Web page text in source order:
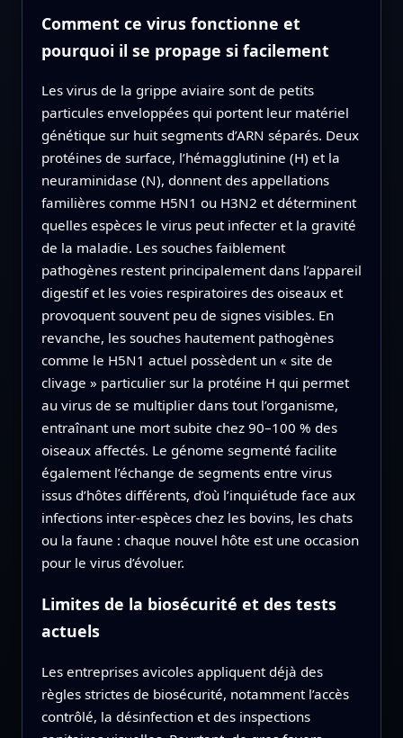
Comment ce virus fonctionne et
pourquoi il se propage si facilement
Les virus de la grippe aviaire sont de petits
particules enveloppées qui portent leur matériel
génétique sur huit segments d’ARN séparés. Deux
protéines de surface, l’hémagglutinine (H) et la
neuraminidase (N), donnent des appellations
familières comme H5N1 ou H3N2 et déterminent
quelles espèces le virus peut infecter et la gravité
de la maladie. Les souches faiblement
pathogènes restent principalement dans l’appareil
digestif et les voies respiratoires des oiseaux et
provoquent souvent peu de signes visibles. En
revanche, les souches hautement pathogènes
comme le H5N1 actuel possèdent un « site de
clivage » particulier sur la protéine H qui permet
au virus de se multiplier dans tout l’organisme,
entraînant une mort subite chez 90–100 % des
oiseaux affectés. Le génome segmenté facilite
également l’échange de segments entre virus
issus d’hôtes différents, d’où l’inquiétude face aux
infections inter-espèces chez les bovins, les chats
ou la faune : chaque nouvel hôte est une occasion
pour le virus d’évoluer.
Limites de la biosécurité et des tests
actuels
Les entreprises avicoles appliquent déjà des
règles strictes de biosécurité, notamment l’accès
contrôlé, la désinfection et des inspections